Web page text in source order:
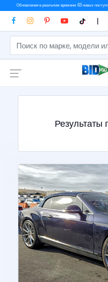
Обновления в реальном времени: 63 новых
|
Результаты